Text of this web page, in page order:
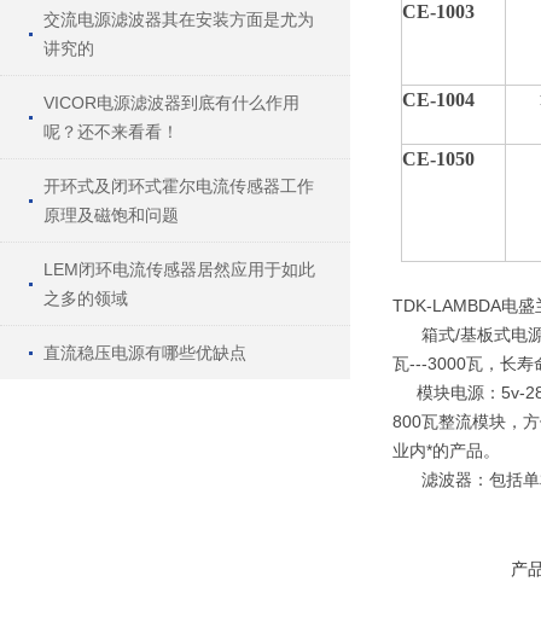
交流电源滤波器其在安装方面是尤为
讲究的
VICOR电源滤波器到底有什么作用
呢？还不来看看！
开环式及闭环式霍尔电流传感器工作
原理及磁饱和问题
LEM闭环电流传感器居然应用于如此
之多的领域
直流稳压电源有哪些优缺点
CE-1003
CE-1004
CE-1050
TDK-LAMBDA电
箱式/基板式电源
瓦---3000瓦，长寿
模块电源：5v-
800瓦整流模块，
业内*的产品。
滤波器：包括单
产